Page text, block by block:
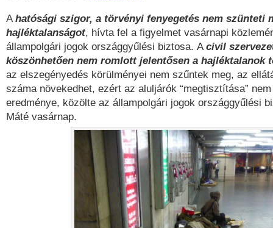
Ahatósági szigor, a törvényi fenyegetés nem szünteti
hajléktalanságot, hívta fel a figyelmet vasárnapi
állampolgári jogok országgyűlési biztosa. Acivil
köszönhetően nem romlott jelentősen a hajléktalanok
az elszegényedés körülményei nem szűntek meg, az
száma növekedhet, ezért az aluljárók “megtisztítása”
eredménye, közölte az állampolgári jogok országgyűlési
Máté vasárnap.